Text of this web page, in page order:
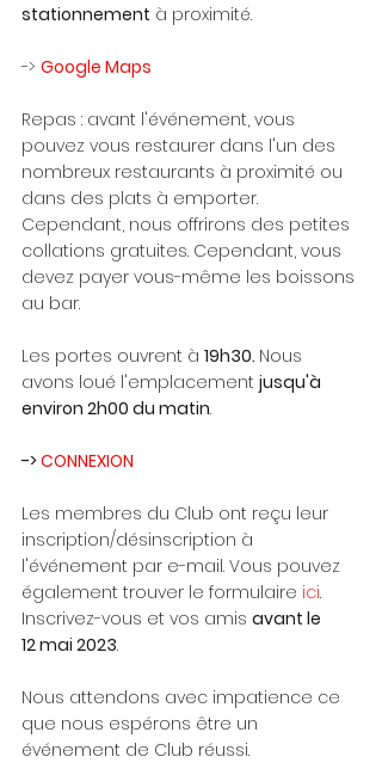
stationnement à proximité.
-> Google Maps
Repas : avant l'événement, vous
pouvez vous restaurer dans l'un des
nombreux restaurants à proximité ou
dans des plats à emporter.
Cependant, nous offrirons des petites
collations gratuites. Cependant, vous
devez payer vous-même les boissons
au bar.
Les portes ouvrent à 19h30. Nous
avons loué l'emplacement jusqu'à
environ 2h00 du matin.
-> CONNEXION
Les membres du Club ont reçu leur
inscription/désinscription à
l'événement par e-mail. Vous pouvez
également trouver le formulaire ici.
Inscrivez-vous et vos amis avant le
12 mai 2023.
Nous attendons avec impatience ce
que nous espérons être un
événement de Club réussi.